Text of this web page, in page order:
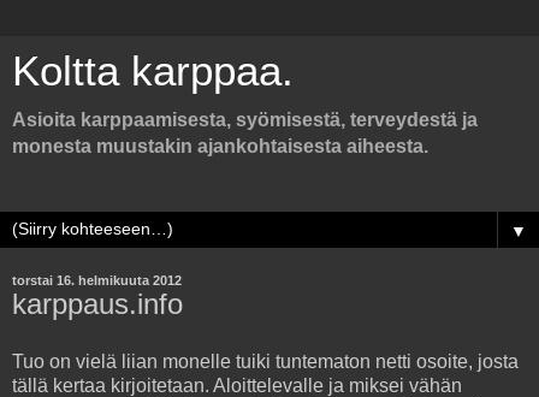
Koltta karppaa.
Asioita karppaamisesta, syömisestä, terveydestä ja
monesta muustakin ajankohtaisesta aiheesta.
▼
torstai 16. helmikuuta 2012
karppaus.info
Tuo on vielä liian monelle tuiki tuntematon netti osoite, josta
tällä kertaa kirjoitetaan. Aloittelevalle ja miksei vähän